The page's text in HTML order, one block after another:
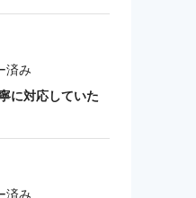
済み
に対応していた
済み